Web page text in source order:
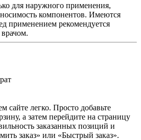
для наружного применения,
компонентов. Имеются
применением рекомендуется
врачом.
сайте легко. Просто добавьте
а затем перейдите на страницу
заказанных позиций и
заказ» или «Быстрый заказ».